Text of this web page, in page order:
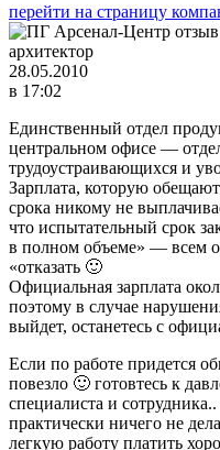
перейти на страницу
архитектор
28.05.2010
в 17:02
Единственный отдел
центральном офисе —
трудоустраивающихся и
Зарплата, которую
срока никому не
что испытательный срок
в полном объеме» — всем
«отказать 🙂
Официальная зарплата
поэтому в случае
выйдет, останетесь с
Если по работе придется
повезло 🙂 готовтесь к
специалиста и
практически ничего не
легкую работу платить